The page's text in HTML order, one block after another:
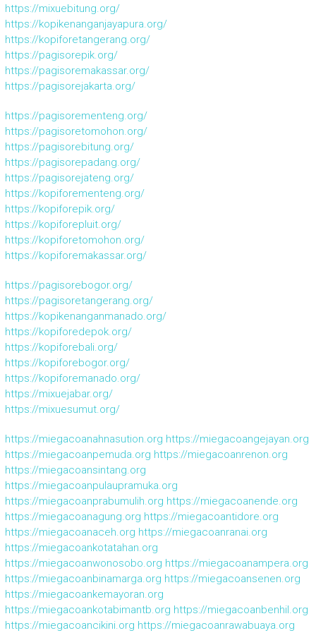
https://mixuebitung.org/
https://kopikenanganjayapura.org/
https://kopiforetangerang.org/
https://pagisorepik.org/
https://pagisoremakassar.org/
https://pagisorejakarta.org/
https://pagisorementeng.org/
https://pagisoretomohon.org/
https://pagisorebitung.org/
https://pagisorepadang.org/
https://pagisorejateng.org/
https://kopiforementeng.org/
https://kopiforepik.org/
https://kopiforepluit.org/
https://kopiforetomohon.org/
https://kopiforemakassar.org/
https://pagisorebogor.org/
https://pagisoretangerang.org/
https://kopikenanganmanado.org/
https://kopiforedepok.org/
https://kopiforebali.org/
https://kopiforebogor.org/
https://kopiforemanado.org/
https://mixuejabar.org/
https://mixuesumut.org/
https://miegacoanahnasution.org https://miegacoangejayan.org
https://miegacoanpemuda.org https://miegacoanrenon.org
https://miegacoansintang.org
https://miegacoanpulaupramuka.org
https://miegacoanprabumulih.org https://miegacoanende.org
https://miegacoanagung.org https://miegacoantidore.org
https://miegacoanaceh.org https://miegacoanranai.org
https://miegacoankotatahan.org
https://miegacoanwonosobo.org https://miegacoanampera.org
https://miegacoanbinamarga.org https://miegacoansenen.org
https://miegacoankemayoran.org
https://miegacoankotabimantb.org https://miegacoanbenhil.org
https://miegacoancikini.org https://miegacoanrawabuaya.org